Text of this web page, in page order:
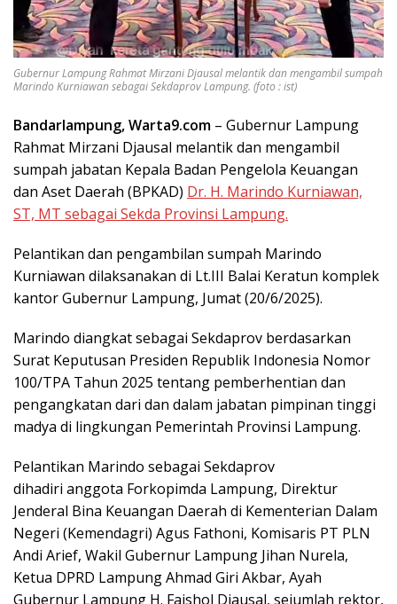
Gubernur Lampung Rahmat Mirzani Djausal melantik dan mengambil sumpah
Marindo Kurniawan sebagai Sekdaprov Lampung. (foto : ist)
Bandarlampung, Warta9.com – Gubernur Lampung
Rahmat Mirzani Djausal melantik dan mengambil
sumpah jabatan Kepala Badan Pengelola Keuangan
dan Aset Daerah (BPKAD) Dr. H. Marindo Kurniawan,
ST, MT sebagai Sekda Provinsi Lampung.
Pelantikan dan pengambilan sumpah Marindo
Kurniawan dilaksanakan di Lt.III Balai Keratun komplek
kantor Gubernur Lampung, Jumat (20/6/2025).
Marindo diangkat sebagai Sekdaprov berdasarkan
Surat Keputusan Presiden Republik Indonesia Nomor
100/TPA Tahun 2025 tentang pemberhentian dan
pengangkatan dari dan dalam jabatan pimpinan tinggi
madya di lingkungan Pemerintah Provinsi Lampung.
Pelantikan Marindo sebagai Sekdaprov
dihadiri anggota Forkopimda Lampung, Direktur
Jenderal Bina Keuangan Daerah di Kementerian Dalam
Negeri (Kemendagri) Agus Fathoni, Komisaris PT PLN
Andi Arief, Wakil Gubernur Lampung Jihan Nurela,
Ketua DPRD Lampung Ahmad Giri Akbar, Ayah
Gubernur Lampung H. Faishol Djausal, sejumlah rektor,